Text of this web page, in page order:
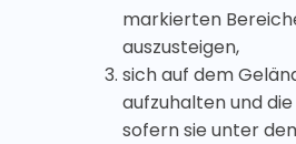
markierten
auszusteigen,
sich auf dem
aufzuhalten und
sofern sie unter